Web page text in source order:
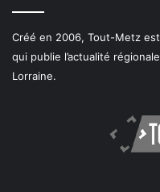
Créé en 2006, Tout-Metz
qui publie l’actualité
Lorraine.